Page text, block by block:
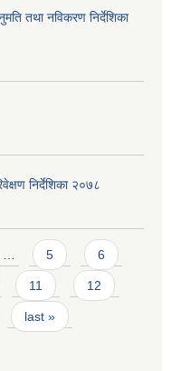
तथा नविकरण निर्देशिका
निर्देशिका २०७८
5 6
11 12
last »